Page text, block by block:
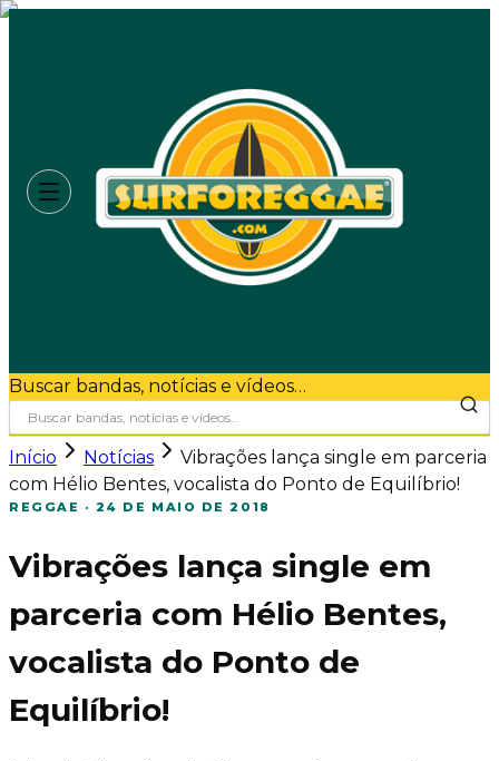
Buscar bandas, notícias e vídeos…
Início Notícias
Vibrações lança single em parceria
com Hélio Bentes, vocalista do Ponto de Equilíbrio!
REGGAE · 24 DE MAIO DE 2018
Vibrações lança single em
parceria com Hélio Bentes,
vocalista do Ponto de
Equilíbrio!